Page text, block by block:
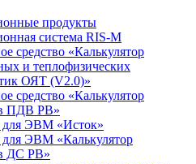
продукты
система RIS-M
средство «Калькулятор
и теплофизических
ОЯТ (V2.0)»
средство «Калькулятор
ПДВ РВ»
для ЭВМ «Исток»
ЭВМ «Калькулятор
ДС РВ»